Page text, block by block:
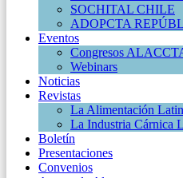
SOCHITAL CHILE
ADOPCTA
Eventos
Congresos
Webinars
Noticias
Revistas
La Alimentación
La Industria Cárnica
Boletín
Presentaciones
Convenios